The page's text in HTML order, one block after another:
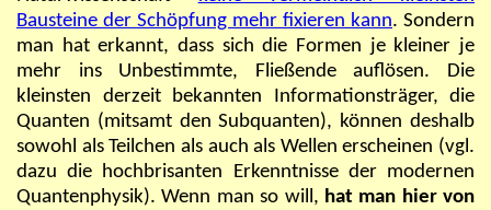
Bausteine der Schöpfung mehr fixieren kann. Sondern
man hat erkannt, dass sich die Formen je kleiner je
mehr ins Unbestimmte, Fließende auflösen. Die
kleinsten derzeit bekannten Informationsträger, die
Quanten (mitsamt den Subquanten), können deshalb
sowohl als Teilchen als auch als Wellen erscheinen (vgl.
dazu die hochbrisanten Erkenntnisse der modernen
Quantenphysik). Wenn man so will, hat man hier von